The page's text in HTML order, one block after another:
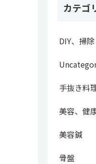
カテゴ
DIY、掃除
手抜き料
美容、健
美容鍼
骨盤